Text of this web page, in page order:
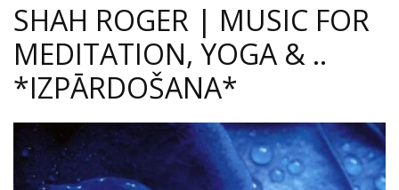
SHAH ROGER | MUSIC FOR
MEDITATION, YOGA & ..
*IZPĀRDOŠANA*